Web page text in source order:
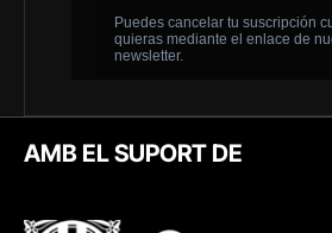
AMB EL SUPORT DE